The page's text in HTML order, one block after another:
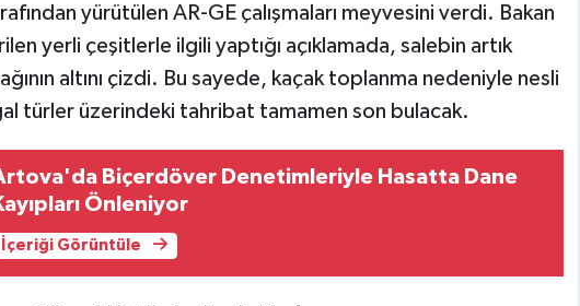
yürütülen AR-GE çalışmaları meyvesini verdi. Bakan
yerli çeşitlerle ilgili yaptığı açıklamada, salebin artık
altını çizdi. Bu sayede, kaçak toplanma nedeniyle nesli
türler üzerindeki tahribat tamamen son bulacak.
Biçerdöver Denetimleriyle Hasatta Dane
Önleniyor
İçeriği Görüntüle